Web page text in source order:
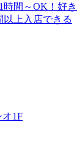
間～OK！好き
上入店できる
1F